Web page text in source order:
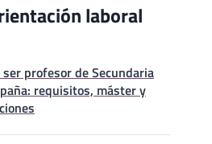
laboral
ser profesor de Secundaria
requisitos, máster y